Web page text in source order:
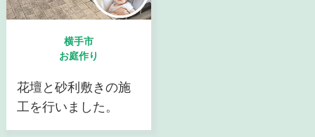
横手市
お庭作り
花壇と砂利敷きの施
工を行いました。